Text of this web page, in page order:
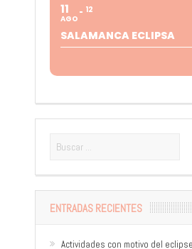
11
AGO
12
SALAMANCA ECLIPSA
ENTRADAS RECIENTES
Actividades con motivo del eclipse